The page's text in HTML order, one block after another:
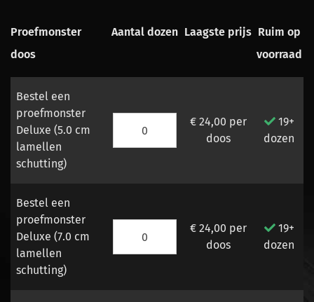
Proefmonster
doos
Aantal dozen Laagste prijs Ruim op
voorraad
Bestel een
proefmonster
Deluxe (5.0 cm
lamellen
schutting)
€ 24,00 per
doos
19+
dozen
Bestel een
proefmonster
Deluxe (7.0 cm
lamellen
schutting)
€ 24,00 per
doos
19+
dozen